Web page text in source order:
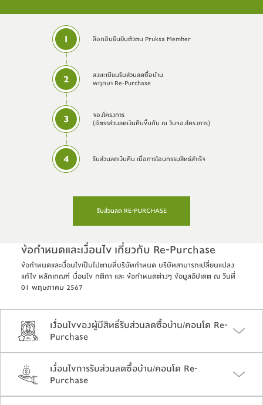
1 ล็อกอินยืนยันตัวตน Pruksa Member
2
ลงทะเบียนรับส่วนลดซื้อบ้าน
พฤกษา Re-Purchase
3
จองโครงการ
(อัตราส่วนลดเงินคืนขึ้นกับ ณ วันจองโครงการ)
4 รับส่วนลดเงินคืน เมื่อการโอนกรรมสิทธ์สำเร็จ
รับส่วนลด RE-PURCHASE
ข้อกำหนดและเงื่อนไข เกี่ยวกับ Re-Purchase ​
ข้อกำหนดและเงื่อนไขเป็นไปตามที่บริษัทกำหนด บริษัทสามารถเปลี่ยนแปลง
แก้ไข หลักเกณฑ์ เงื่อนไข กติกา และ ข้อกำหนดต่างๆ ข้อมูลอัปเดต ณ วันที่
01 พฤษภาคม 2567​
เงื่อนไขของผู้มีสิทธิ์รับส่วนลดซื้อบ้าน/คอนโด Re-
Purchase
เงื่อนไขการรับส่วนลดซื้อบ้าน/คอนโด Re-
Purchase